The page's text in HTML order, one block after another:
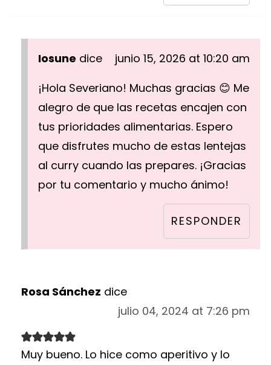
Iosune dice
junio 15, 2026 at 10:20 am
¡Hola Severiano! Muchas gracias 😊 Me
alegro de que las recetas encajen con
tus prioridades alimentarias. Espero
que disfrutes mucho de estas lentejas
al curry cuando las prepares. ¡Gracias
por tu comentario y mucho ánimo!
RESPONDER
Rosa Sánchez dice
julio 04, 2024 at 7:26 pm
Muy bueno. Lo hice como aperitivo y lo